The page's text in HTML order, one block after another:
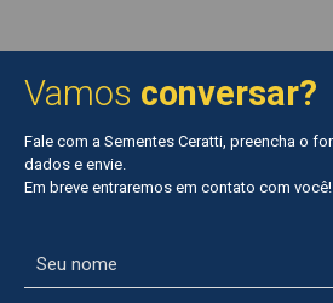
Vamos conversar?
Fale com a Sementes Ceratti, preencha o
dados e envie.
Em breve entraremos em contato com você!